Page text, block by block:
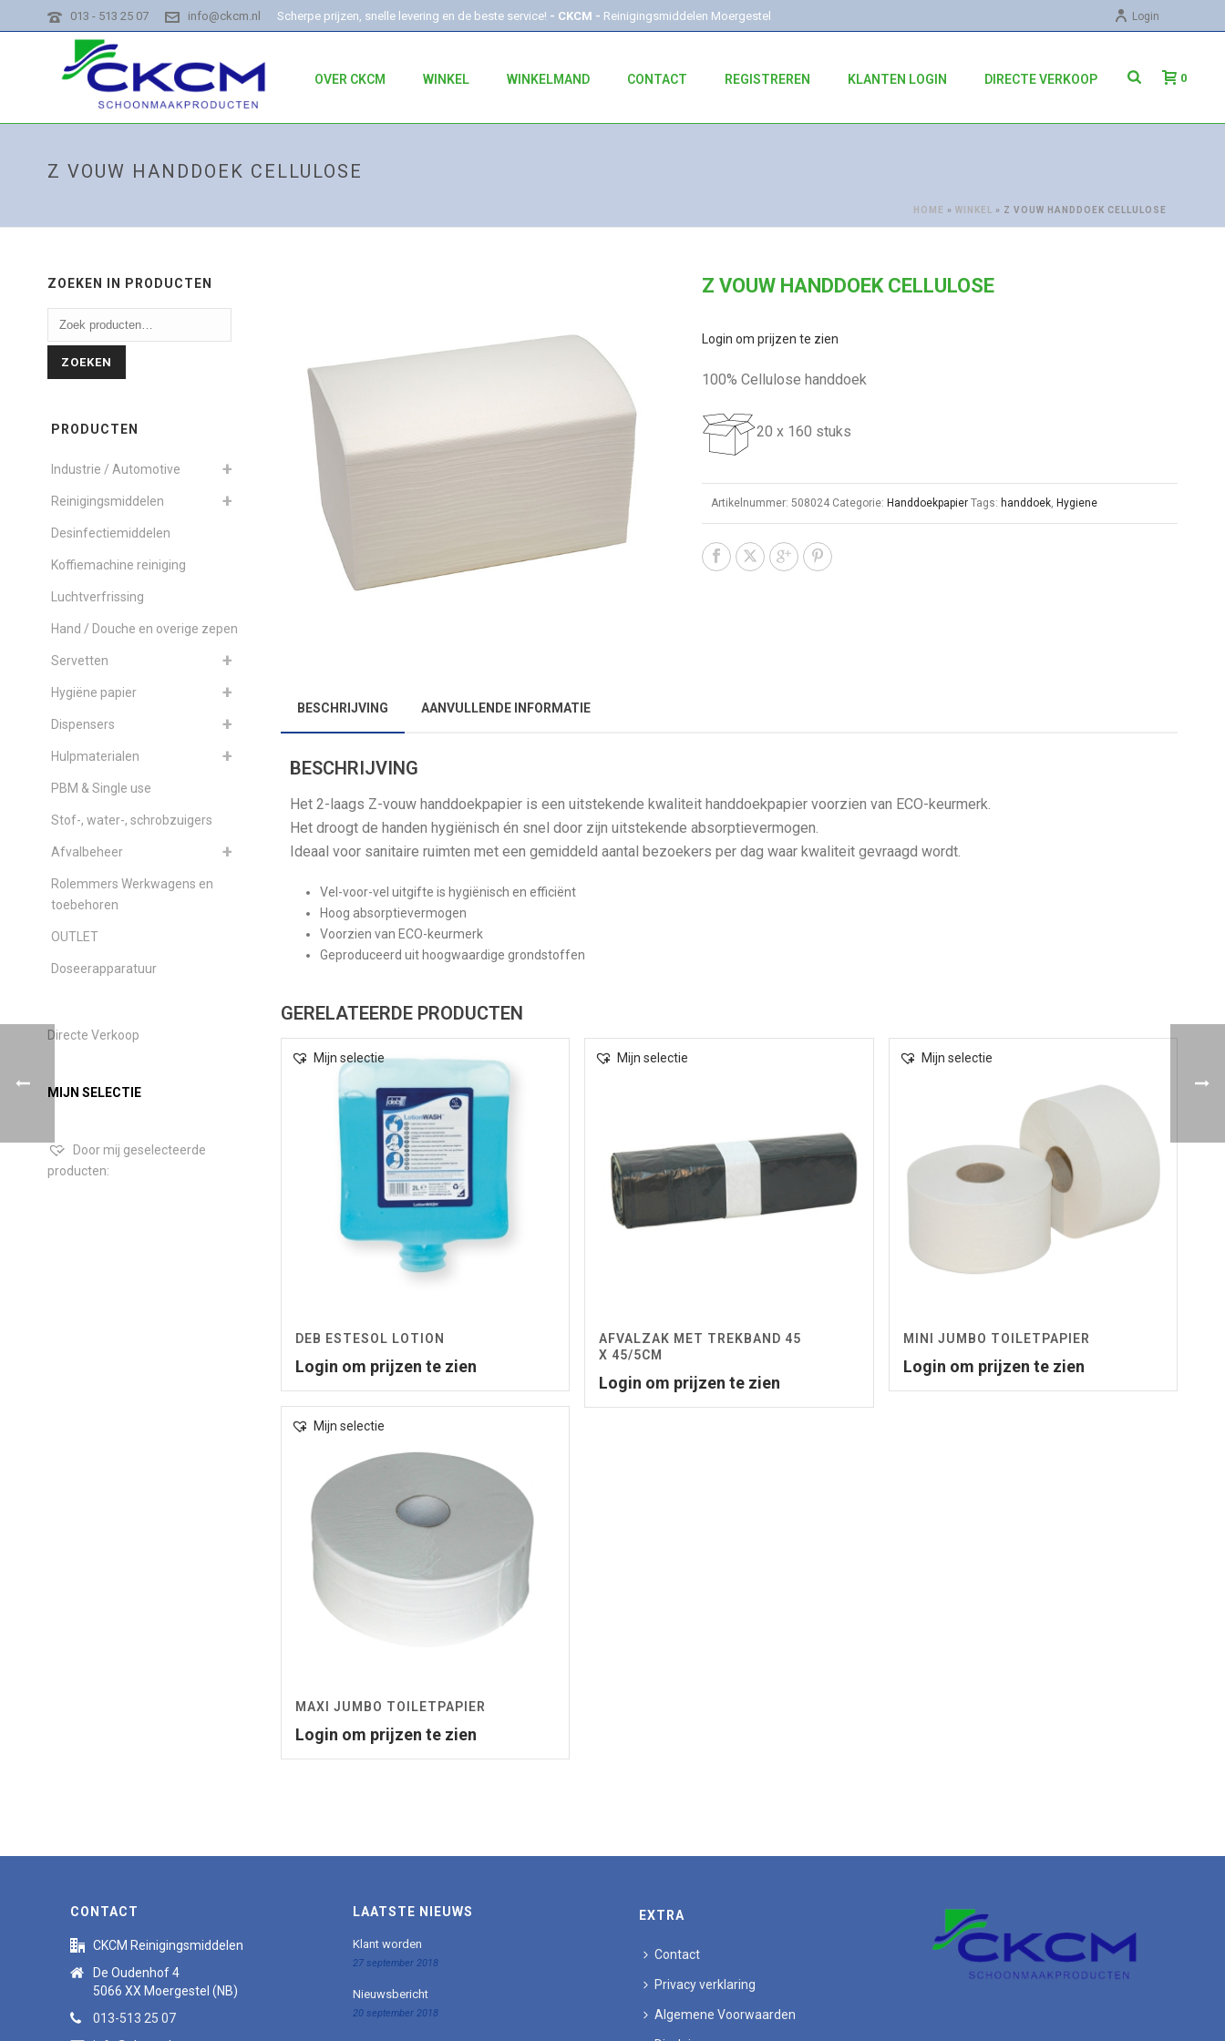
013 - 513 25 07 info@ckcm.nl Scherpe prijzen, snelle levering en de beste service! - CKCM - Reinigingsmiddelen Moergestel Login
OVER CKCM WINKEL WINKELMAND CONTACT REGISTREREN KLANTEN LOGIN DIRECTE VERKOOP 0
Z VOUW HANDDOEK CELLULOSE
HOME » WINKEL » Z VOUW HANDDOEK CELLULOSE
Z VOUW HANDDOEK CELLULOSE
Login om prijzen te zien
100% Cellulose handdoek
20 x 160 stuks
Artikelnummer:508024 Categorie: Handdoekpapier Tags: handdoek, Hygiene
BESCHRIJVING AANVULLENDE INFORMATIE
BESCHRIJVING
Het 2-laags Z-vouw handdoekpapier is een uitstekende kwaliteit handdoekpapier voorzien van ECO-keurmerk.
Het droogt de handen hygiënisch én snel door zijn uitstekende absorptievermogen.
Ideaal voor sanitaire ruimten met een gemiddeld aantal bezoekers per dag waar kwaliteit gevraagd wordt.
Vel-voor-vel uitgifte is hygiënisch en efficiënt
Hoog absorptievermogen
Voorzien van ECO-keurmerk
Geproduceerd uit hoogwaardige grondstoffen
GERELATEERDE PRODUCTEN
Mijn selectie
DEB ESTESOL LOTION
Login om prijzen te zien
Mijn selectie
AFVALZAK MET TREKBAND 45
X 45/5CM
Login om prijzen te zien
Mijn selectie
MINI JUMBO TOILETPAPIER
Login om prijzen te zien
Mijn selectie
MAXI JUMBO TOILETPAPIER
Login om prijzen te zien
ZOEKEN IN PRODUCTEN
ZOEKEN
PRODUCTEN
Industrie / Automotive
Reinigingsmiddelen
Desinfectiemiddelen
Koffiemachine reiniging
Luchtverfrissing
Hand / Douche en overige zepen
Servetten
Hygiëne papier
Dispensers
Hulpmaterialen
PBM & Single use
Stof-, water-, schrobzuigers
Afvalbeheer
Rolemmers Werkwagens en
toebehoren
OUTLET
Doseerapparatuur
Directe Verkoop
MIJN SELECTIE
Door mij geselecteerde
producten:
CONTACT
CKCM Reinigingsmiddelen
De Oudenhof 4
5066 XX Moergestel (NB)
013-513 25 07
LAATSTE NIEUWS
Klant worden
27 september 2018
Nieuwsbericht
20 september 2018
EXTRA
Contact
Privacy verklaring
Algemene Voorwaarden